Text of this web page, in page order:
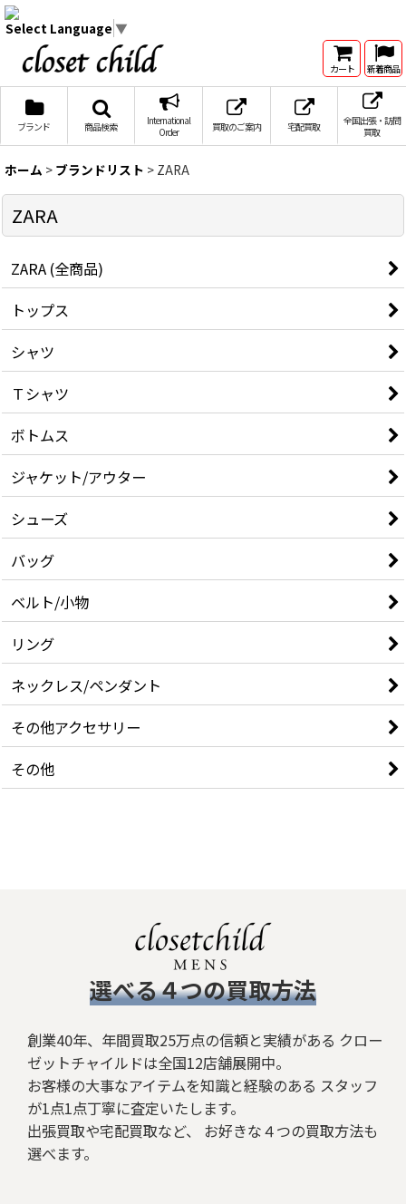
Select Language ▼
カート 新着商品
ブランド 商品検索
International
Order
買取のご案内 宅配買取
全国出張・訪問
買取
ホーム > ブランドリスト > ZARA
ZARA
ZARA (全商品)
トップス
シャツ
Ｔシャツ
ボトムス
ジャケット/アウター
シューズ
バッグ
ベルト/小物
リング
ネックレス/ペンダント
その他アクセサリー
その他
​選べる４つの買取方法
創業40年、年間買取25万点の信頼と実績がある クロー
ゼットチャイルドは全国12店舗展開中。
お客様の大事なアイテムを知識と経験のある スタッフ
が1点1点丁寧に査定いたします。
出張買取や宅配買取など、 お好きな４つの買取方法も
選べます。